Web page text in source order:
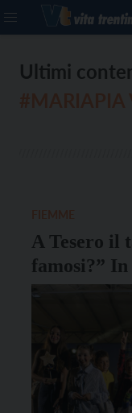
Ultimi
A Tesero il
famosi?”
17 anni